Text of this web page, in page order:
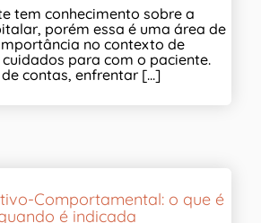
tem conhecimento sobre a
porém essa é uma área de
no contexto de
para com o paciente.
contas, enfrentar [...]
Comportamental: o que é
é indicada